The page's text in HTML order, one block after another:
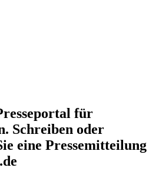
für
Schreiben oder
eine Pressemitteilung